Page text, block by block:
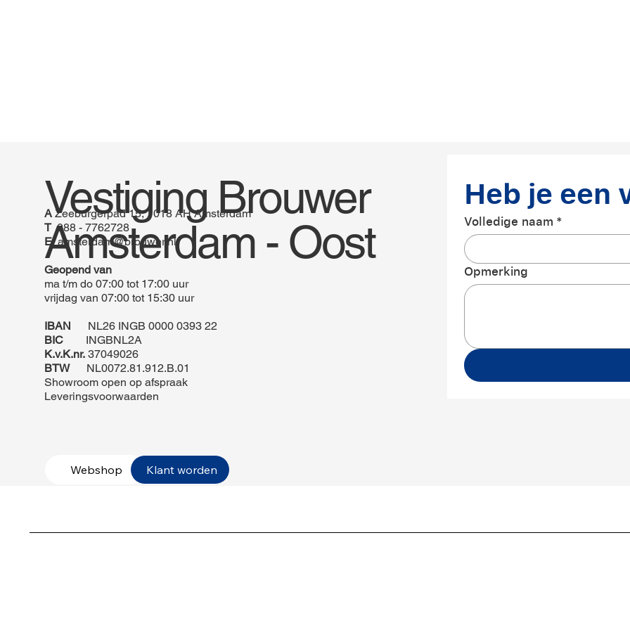
Vestiging Brouwer
Amsterdam - Oost
AZeeburgerpad 15, 1018 AH Amsterdam
T 088 - 7762728
E amsterdam@brouwer.nl
​Geopend van
ma t/m do 07:00 tot 17:00 uur
vrijdag van 07:00 tot 15:30 uur
IBAN NL26 INGB 0000 0393 22
BIC INGBNL2A
K.v.K.nr. 37049026
BTW
NL0072.81.912.B.01
Showroom open op afspraak
Leveringsvoorwaarden
Webshop Klant worden
Heb je een
Volledige naam *
Opmerking